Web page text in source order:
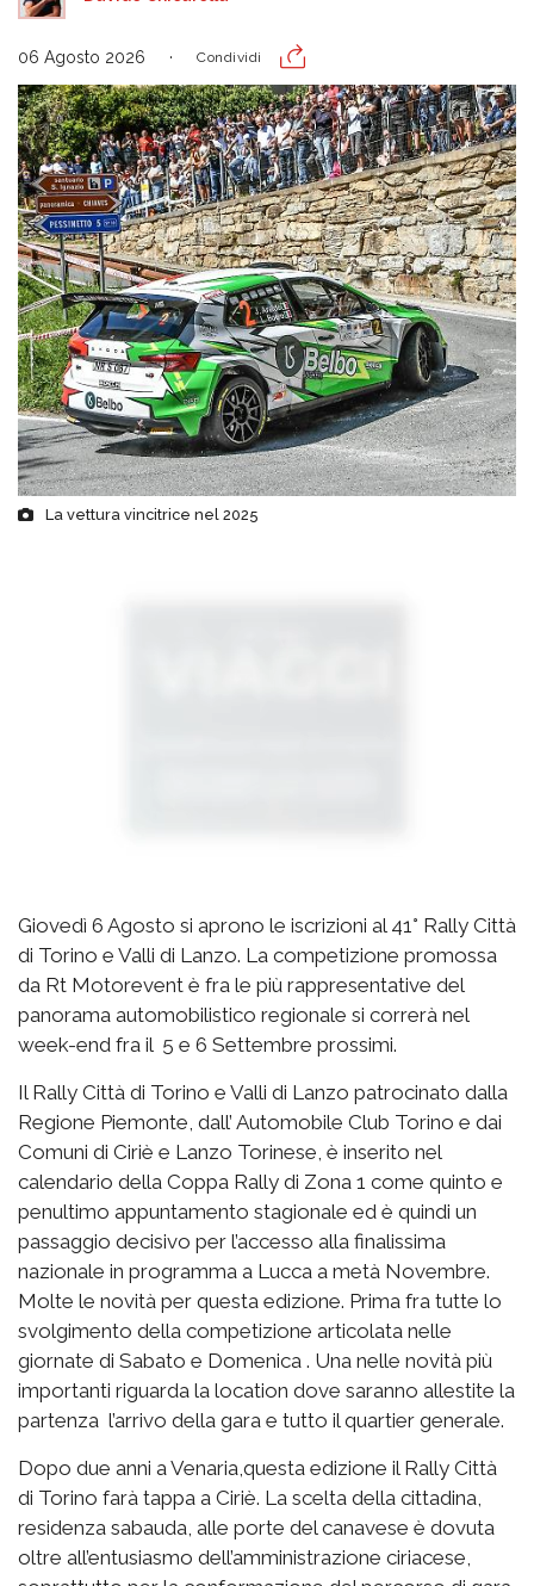
06 Agosto 2026 Condividi
La vettura vincitrice nel 2025
Giovedì 6 Agosto si aprono le iscrizioni al 41° Rally Città
di Torino e Valli di Lanzo. La competizione promossa
da Rt Motorevent è fra le più rappresentative del
panorama automobilistico regionale si correrà nel
week-end fra il 5 e 6 Settembre prossimi.
Il Rally Città di Torino e Valli di Lanzo patrocinato dalla
Regione Piemonte, dall’ Automobile Club Torino e dai
Comuni di Ciriè e Lanzo Torinese, è inserito nel
calendario della Coppa Rally di Zona 1 come quinto e
penultimo appuntamento stagionale ed è quindi un
passaggio decisivo per l’accesso alla finalissima
nazionale in programma a Lucca a metà Novembre.
Molte le novità per questa edizione. Prima fra tutte lo
svolgimento della competizione articolata nelle
giornate di Sabato e Domenica . Una nelle novità più
importanti riguarda la location dove saranno allestite la
partenza l’arrivo della gara e tutto il quartier generale.
Dopo due anni a Venaria,questa edizione il Rally Città
di Torino farà tappa a Ciriè. La scelta della cittadina,
residenza sabauda, alle porte del canavese è dovuta
oltre all’entusiasmo dell’amministrazione ciriacese,